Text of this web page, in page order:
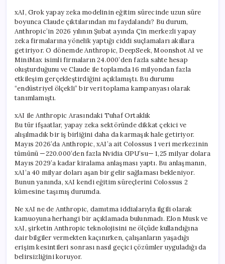
Claude
Verilerini
Mi
Kullandı?
için
xAI, Grok yapay zeka modelinin eğitim sürecinde uzun süre
boyunca Claude çıktılarından mı faydalandı? Bu durum,
Anthropic’in 2026 yılının Şubat ayında Çin merkezli yapay
zeka firmalarına yönelik yaptığı ciddi suçlamaları akıllara
getiriyor. O dönemde Anthropic, DeepSeek, Moonshot AI ve
MiniMax isimli firmaların 24.000’den fazla sahte hesap
oluşturduğunu ve Claude ile toplamda 16 milyondan fazla
etkileşim gerçekleştirdiğini açıklamıştı. Bu durumu
“endüstriyel ölçekli” bir veri toplama kampanyası olarak
tanımlamıştı.
xAI ile Anthropic Arasındaki Tuhaf Ortaklık
Bu tür ifşaatlar, yapay zeka sektöründe dikkat çekici ve
alışılmadık bir iş birliğini daha da karmaşık hale getiriyor.
Mayıs 2026’da Anthropic, xAI’a ait Colossus 1 veri merkezinin
tümünü —220.000’den fazla Nvidia GPU’su— 1,25 milyar dolara
Mayıs 2029’a kadar kiralama anlaşması yaptı. Bu anlaşmanın,
xAI’a 40 milyar doları aşan bir gelir sağlaması bekleniyor.
Bunun yanında, xAI kendi eğitim süreçlerini Colossus 2
kümesine taşımış durumda.
Ne xAI ne de Anthropic, damıtma iddialarıyla ilgili olarak
kamuoyuna herhangi bir açıklamada bulunmadı. Elon Musk ve
xAI, şirketin Anthropic teknolojisini ne ölçüde kullandığına
dair bilgiler vermekten kaçınırken, çalışanların yaşadığı
erişim kesintileri sonrası nasıl geçici çözümler uyguladığı da
belirsizliğini koruyor.